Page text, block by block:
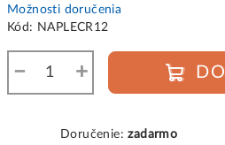
cena:
Možnosti doručenia
Kód: NAPLECR12
+
−
Doručenie:zadarmo